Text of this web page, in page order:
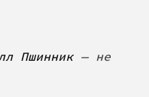
Пшинник — не